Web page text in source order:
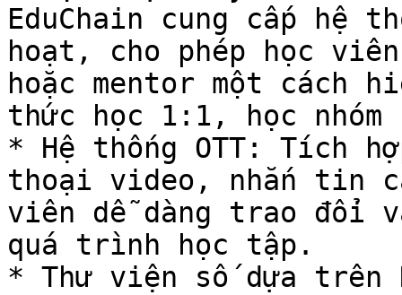
EduChain cung cấp hệ
hoạt, cho phép học
hoặc mentor một cách
thức học 1:1, học nhóm
* Hệ thống OTT: Tích
thoại video, nhắn tin
viên dễ dàng trao đổi
quá trình học tập.
* Thư viện số dựa trên